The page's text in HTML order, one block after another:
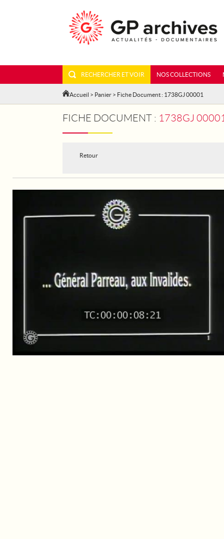
RECHERCHER ET VOIR NOS COLLECTIONS
Accueil > Panier > Fiche Document : 1738GJ 00001
FICHE DOCUMENT : 1738GJ 00001 - PARIS.
Retour